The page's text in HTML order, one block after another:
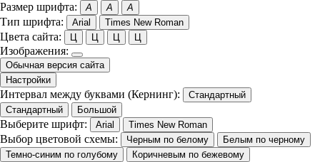
Размер шрифта: A A A
Тип шрифта: Arial Times New Roman
Цвета сайта: Ц Ц Ц Ц
Изображения:
Обычная версия сайта
Настройки
Интервал между буквами (Кернинг):
Стандартный
Стандартный
Большой
Выберите шрифт: Arial Times New Roman
Выбор цветовой схемы: Черным по белому
Белым по черному
Темно-синим по голубому
Коричневым по бежевому